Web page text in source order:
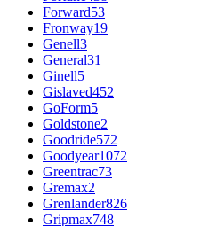
Forward53
Fronway19
Genell3
General31
Ginell5
Gislaved452
GoForm5
Goldstone2
Goodride572
Goodyear1072
Greentrac73
Gremax2
Grenlander826
Gripmax748